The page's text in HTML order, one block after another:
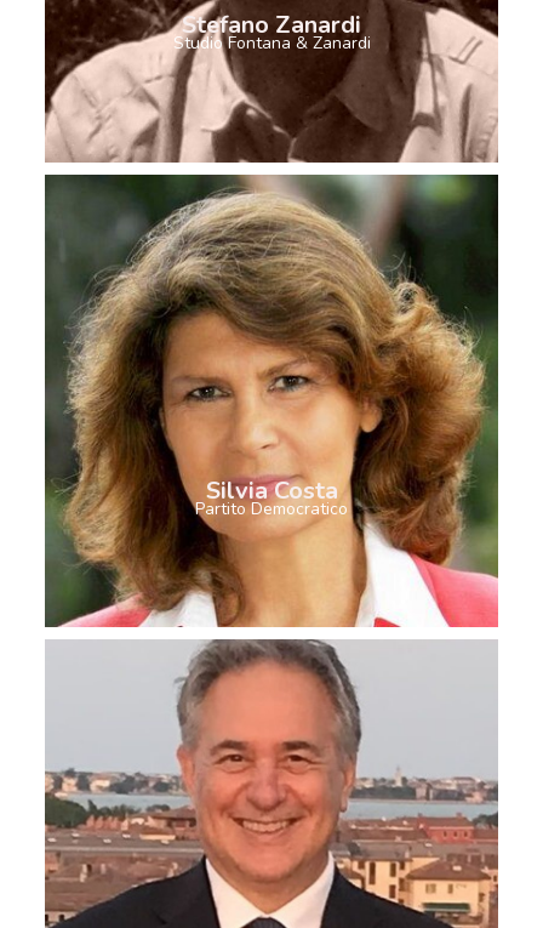
Stefano Zanardi
Studio Fontana & Zanardi
Silvia Costa
Partito Democratico